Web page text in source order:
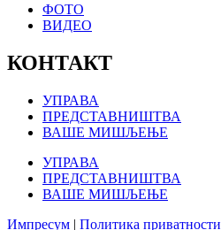
ФОТО
ВИДЕО
КОНТАКТ
УПРАВА
ПРЕДСТАВНИШТВА
ВАШЕ МИШЉЕЊЕ
УПРАВА
ПРЕДСТАВНИШТВА
ВАШЕ МИШЉЕЊЕ
Импресум | Политика приватности